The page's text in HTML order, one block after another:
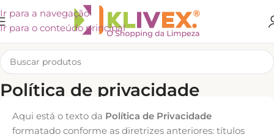
Ir para a navegação
Ir para o conteúdo principal
Política de privacidade
Aqui está o texto da Política de Privacidade
formatado conforme as diretrizes anteriores: títulos